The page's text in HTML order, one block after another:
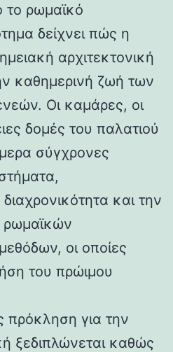
το ρωμαϊκό
δείχνει πώς η
αρχιτεκτονική
καθημερινή ζωή των
Οι καμάρες, οι
δομές του παλατιού
σύγχρονες
και την
ρωμαϊκών
οι οποίες
του πρώιμου
για την
ξεδιπλώνεται καθώς